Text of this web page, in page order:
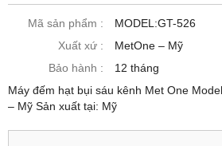
Mã sản phẩm :
MODEL:GT-526
Xuất xứ :
MetOne – Mỹ
Bảo hành :
12 tháng
Máy đếm hạt bụi sáu kênh Met One
– Mỹ Sản xuất tại: Mỹ